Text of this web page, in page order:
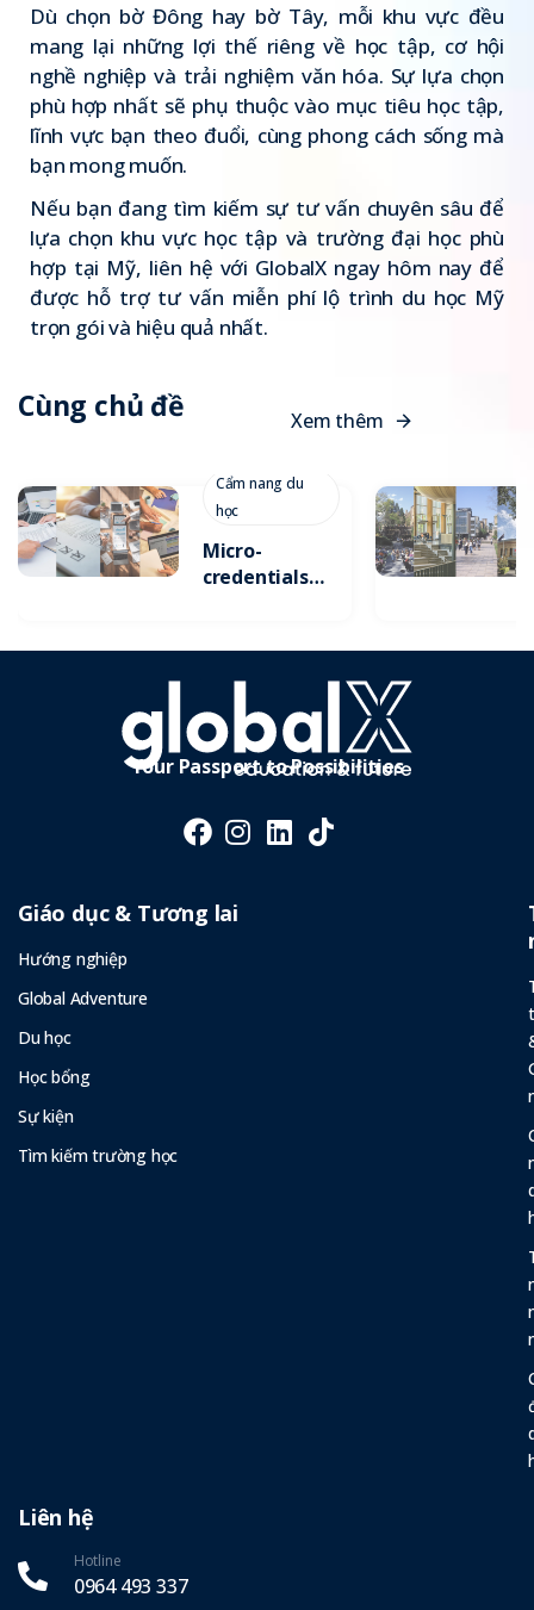
Dù chọn bờ Đông hay bờ Tây, mỗi khu vực đều
mang lại những lợi thế riêng về học tập, cơ hội
nghề nghiệp và trải nghiệm văn hóa. Sự lựa chọn
phù hợp nhất sẽ phụ thuộc vào mục tiêu học tập,
lĩnh vực bạn theo đuổi, cùng phong cách sống mà
bạn mong muốn.
Nếu bạn đang tìm kiếm sự tư vấn chuyên sâu để
lựa chọn khu vực học tập và trường đại học phù
hợp tại Mỹ, liên hệ với GlobalX ngay hôm nay để
được hỗ trợ tư vấn miễn phí lộ trình du học Mỹ
trọn gói và hiệu quả nhất.
Cùng chủ đề Xem thêm
Cẩm nang du
học
Micro-
credentials:
Chứng Chỉ
Ngắn Hạn Để
Gia Tăng Lợi
Thế Cạnh
Tranh
Your Passport to Possibilities
Giáo dục & Tương lai
Hướng nghiệp
Global Adventure
Du học
Học bổng
Sự kiện
Tìm kiếm trường học
Liên hệ
Hotline
0964 493 337‬